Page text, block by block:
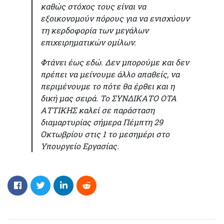
καθώς στόχος τους είναι να
εξοικονομούν πόρους για να ενισχύουν
τη κερδοφορία των μεγάλων
επιχειρηματικών ομίλων.
Φτάνει έως εδώ. Δεν μπορούμε και δεν
πρέπει να μείνουμε άλλο απαθείς, να
περιμένουμε το πότε θα έρθει και η
δική μας σειρά. Το ΣΥΝΔΙΚΑΤΟ ΟΤΑ
ΑΤΤΙΚΗΣ καλεί σε παράσταση
διαμαρτυρίας σήμερα Πέμπτη 29
Οκτωβρίου στις 1 το μεσημέρι στο
Υπουργείο Εργασίας.